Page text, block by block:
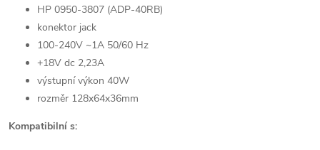
HP 0950-3807 (ADP-40RB)
konektor jack
100-240V ~1A 50/60 Hz
+18V dc 2,23A
výstupní výkon 40W
rozměr 128x64x36mm
Kompatibilní s: